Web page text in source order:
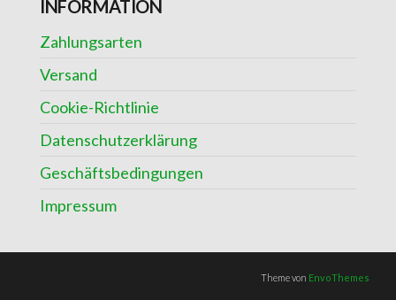
INFORMATION
Zahlungsarten
Versand
Cookie-Richtlinie
Datenschutzerklärung
Geschäftsbedingungen
Impressum
Theme von EnvoThemes